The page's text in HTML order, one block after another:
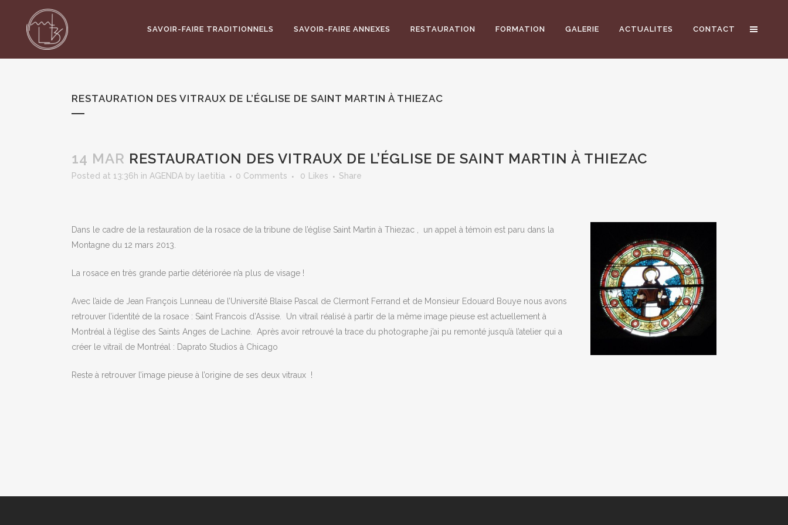
SAVOIR-FAIRE TRADITIONNELS SAVOIR-FAIRE ANNEXES RESTAURATION FORMATION GALERIE ACTUALITES CONTACT
RESTAURATION DES VITRAUX DE L’ÉGLISE DE SAINT MARTIN À THIEZAC
14 MAR RESTAURATION DES VITRAUX DE L’ÉGLISE DE SAINT MARTIN À THIEZAC
Posted at 13:36h in AGENDA by laetitia 0 Comments 0 Likes Share
Dans le cadre de la restauration de la rosace de la tribune de l’église Saint Martin à Thiezac , un appel à témoin est paru dans la
Montagne du 12 mars 2013.
La rosace en très grande partie détériorée n’a plus de visage !
Avec l’aide de Jean François Lunneau de l’Université Blaise Pascal de Clermont Ferrand et de Monsieur Edouard Bouye nous avons
retrouver l’identité de la rosace : Saint Francois d’Assise. Un vitrail réalisé à partir de la même image pieuse est actuellement à
Montréal à l’église des Saints Anges de Lachine. Après avoir retrouvé la trace du photographe j’ai pu remonté jusqu’à l’atelier qui a
créer le vitrail de Montréal : Daprato Studios à Chicago
Reste à retrouver l’image pieuse à l’origine de ses deux vitraux !